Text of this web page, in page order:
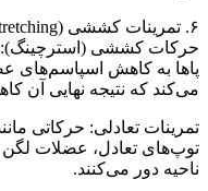
۶. تمرینات کششی (Stretching) و تعادلی
حرکات کششی (استرچینگ):
پاها به کاهش اسپاسم‌های
می‌کند که نتیجه نهایی آن
تمرینات تعادلی: حرکاتی
توپ‌های تعادل، عضلات لگن
ناحیه دور می‌کنند.